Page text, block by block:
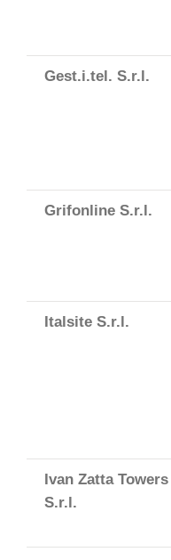
Gest.i.tel. S.r.l.
Grifonline S.r.l.
Italsite S.r.l.
Ivan Zatta Towers
S.r.l.